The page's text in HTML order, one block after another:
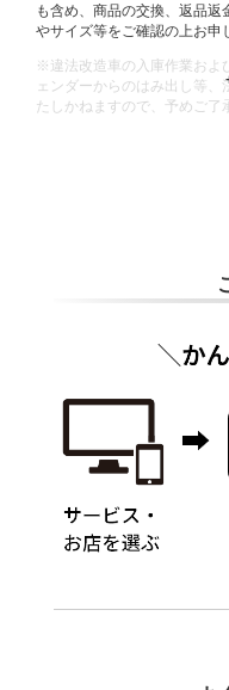
も含め、商品の交換、返品
やサイズ等をご確認の上お申
※違法改造車の入庫作業およ
ェンダーからのはみ出し等
たしかねますので、予めご了